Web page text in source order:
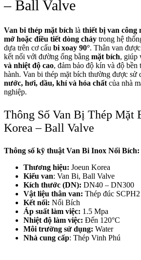
– Ball Valve
Van bi thép mặt bích là thiết bị van công
mở hoặc điều tiết dòng chảy trong hệ
dựa trên cơ cấu bi xoay 90°. Thân van
kết nối với đường ống bằng mặt bích, giúp
và nhiệt độ cao, đảm bảo độ kín và độ bền
hành. Van bi thép mặt bích thường được sử
nước, hơi, dầu, khí và hóa chất của nhà
nghiệp.
Thông Số Van Bị Thép Mặt
Korea – Ball Valve
Thông số kỹ thuật Van Bi Inox Nối Bích:
Thương hiệu: Joeun Korea
Kiểu van: Van Bi, Ball Valve
Kích thước (DN): DN40 – DN300
Vật liệu thân van: Thép đúc SCPH2
Kết nối: Nối Bích
Áp suất làm việc: 1.5 Mpa
Nhiệt độ làm việc: Đến 120°C
Môi trường sử dụng: Water
Nhà cung cấp: Thép Vinh Phú